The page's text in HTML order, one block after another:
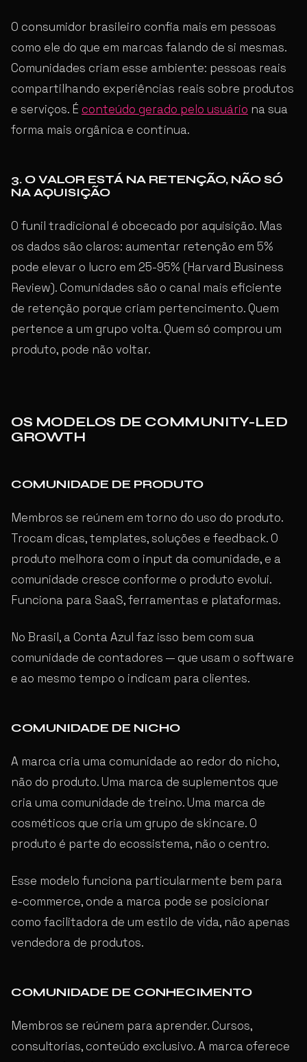
O consumidor brasileiro confia mais em pessoas
como ele do que em marcas falando de si mesmas.
Comunidades criam esse ambiente: pessoas reais
compartilhando experiências reais sobre produtos
e serviços. É conteúdo gerado pelo usuário na sua
forma mais orgânica e contínua.
3. O VALOR ESTÁ NA RETENÇÃO, NÃO SÓ
NA AQUISIÇÃO
O funil tradicional é obcecado por aquisição. Mas
os dados são claros: aumentar retenção em 5%
pode elevar o lucro em 25-95% (Harvard Business
Review). Comunidades são o canal mais eficiente
de retenção porque criam pertencimento. Quem
pertence a um grupo volta. Quem só comprou um
produto, pode não voltar.
OS MODELOS DE COMMUNITY-LED
GROWTH
COMUNIDADE DE PRODUTO
Membros se reúnem em torno do uso do produto.
Trocam dicas, templates, soluções e feedback. O
produto melhora com o input da comunidade, e a
comunidade cresce conforme o produto evolui.
Funciona para SaaS, ferramentas e plataformas.
No Brasil, a Conta Azul faz isso bem com sua
comunidade de contadores — que usam o software
e ao mesmo tempo o indicam para clientes.
COMUNIDADE DE NICHO
A marca cria uma comunidade ao redor do nicho,
não do produto. Uma marca de suplementos que
cria uma comunidade de treino. Uma marca de
cosméticos que cria um grupo de skincare. O
produto é parte do ecossistema, não o centro.
Esse modelo funciona particularmente bem para
e-commerce, onde a marca pode se posicionar
como facilitadora de um estilo de vida, não apenas
vendedora de produtos.
COMUNIDADE DE CONHECIMENTO
Membros se reúnem para aprender. Cursos,
consultorias, conteúdo exclusivo. A marca oferece